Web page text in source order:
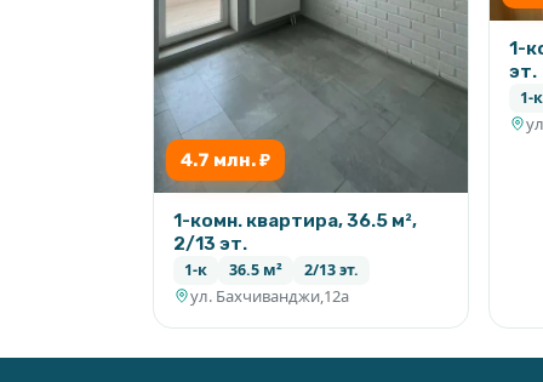
4.7 млн. ₽
1-комн. квартира, 36.5 м²,
2/13 эт.
1-к 36.5 м² 2/13 эт.
ул. Бахчиванджи,12а
1-
эт.
1-к